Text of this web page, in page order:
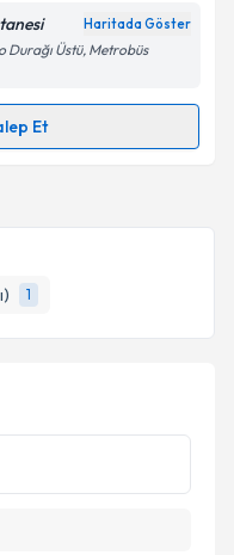
1
ilişkinAydınlatma
verilerimin belirtilen
ediyorum.
Haritada Göster
Durağı Üstü, Metrobüs
Et
e-posta ile
ilişkin
verilerimin belirtilen